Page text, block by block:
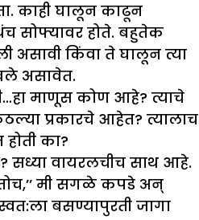
काही घालून काढून
सोफ्यावर होते. बहुतेक
असावी किंवा ते घालून त्या
असावेत.
माणूस कोण आहे? त्याचे
प्रकारचे आहेत? त्यालाच
का?
सध्या वायरलचीच साथ आहे.
मी सगळे कपडे अन्
बसण्यापुरती जागा